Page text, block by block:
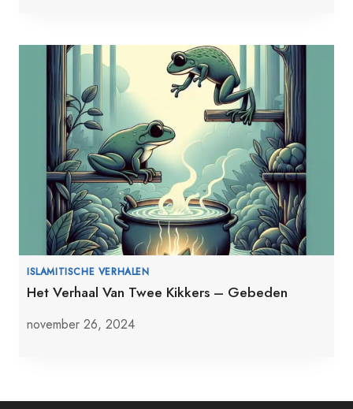
ISLAMITISCHE VERHALEN
Het Verhaal Van Twee Kikkers – Gebeden
november 26, 2024